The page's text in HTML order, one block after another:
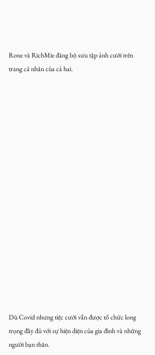
Rone và RichMie đăng bộ sưu tập ảnh cưới trên
trang cá nhân của cả hai.
Dù Covid nhưng tiệc cưới vẫn được tổ chức long
trọng đầy đủ với sự hiện diện của gia đình và những
người bạn thân.